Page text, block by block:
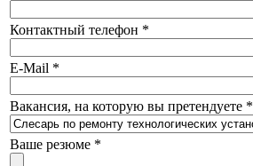
Контактный телефон *
E-Mail *
Вакансия, на которую вы претендуете *
Ваше резюме *